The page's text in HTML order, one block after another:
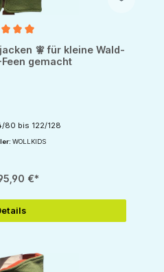
🧚 für kleine Wald-
gemacht
80 bis 122/128
WOLLKIDS
€*